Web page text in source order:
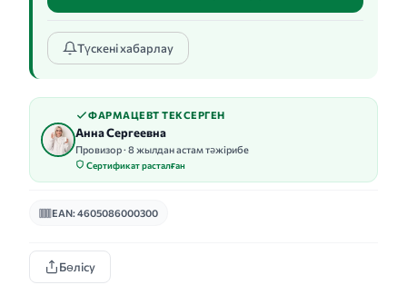
Түскені хабарлау
ФАРМАЦЕВТ ТЕКСЕРГЕН
Анна Сергеевна
Провизор · 8 жылдан астам тәжірибе
Сертификат расталған
EAN: 4605086000300
Бөлісу